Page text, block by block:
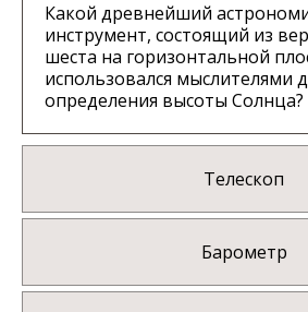
Какой древнейший
инструмент, состоящий из
шеста на горизонтальной
использовался мыслителями
определения высоты Солнца?
Телескоп
Барометр